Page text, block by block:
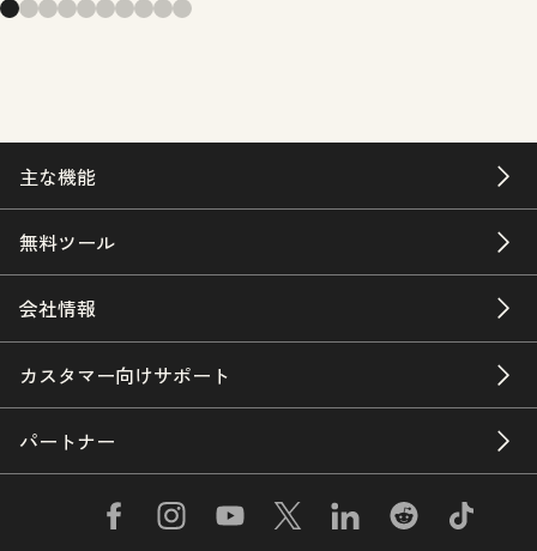
主な機能
無料ツール
会社情報
カスタマー向けサポート
パートナー